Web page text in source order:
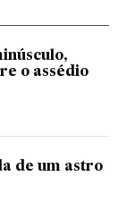
o assédio
de um astro